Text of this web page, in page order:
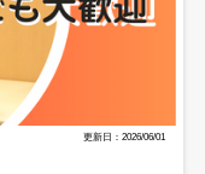
更新日：2026/06/01